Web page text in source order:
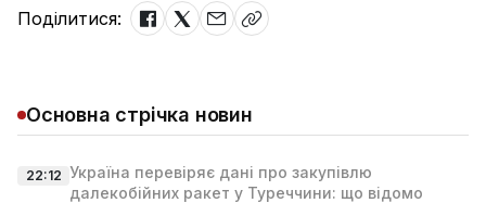
Поділитися:
Основна стрічка новин
22:12 Україна перевіряє дані про закупівлю
далекобійних ракет у Туреччини: що відомо